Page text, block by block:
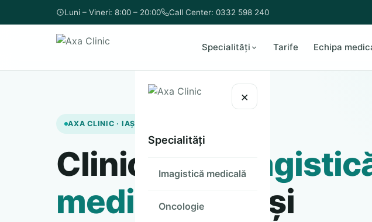
Luni – Vineri: 8:00 – 20:00 Call Center: 0332 598 240
Specialități Tarife Echipa
×
Specialități
Imagistică medicală
Oncologie
AXA CLINIC · IAȘI
Clinică de
medicalăîn Iași